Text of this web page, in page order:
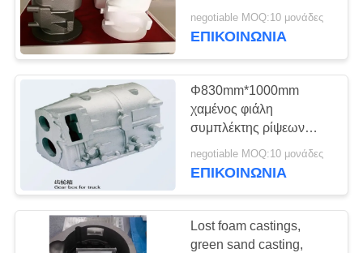
πετώντας με την ακριβή
διάσταση
negotiable MOQ:10 μονάδες
ΕΠΙΚΟΙΝΩΝΊΑ
Φ830mm*1000mm
χαμένος φιάλη
συμπλέκτης ρίψεων
αφρού για το μίνι
εκσκαφέα
negotiable MOQ:10 μονάδες
ΕΠΙΚΟΙΝΩΝΊΑ
Lost foam castings,
green sand casting,